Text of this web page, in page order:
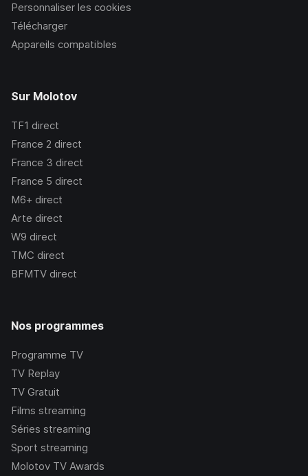
Personnaliser les cookies
Télécharger
Appareils compatibles
Sur Molotov
TF1 direct
France 2 direct
France 3 direct
France 5 direct
M6+ direct
Arte direct
W9 direct
TMC direct
BFMTV direct
Nos programmes
Programme TV
TV Replay
TV Gratuit
Films streaming
Séries streaming
Sport streaming
Molotov TV Awards